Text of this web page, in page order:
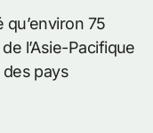
75
l’Asie-Pacifique
des pays